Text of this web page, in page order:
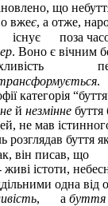
що
вжеє, а отже,
існує поза
. Воно є вічним
.
категорія
й незмінне буття
не мав
розглядав буття
він писав, що
істоти,
одна від
, а буття